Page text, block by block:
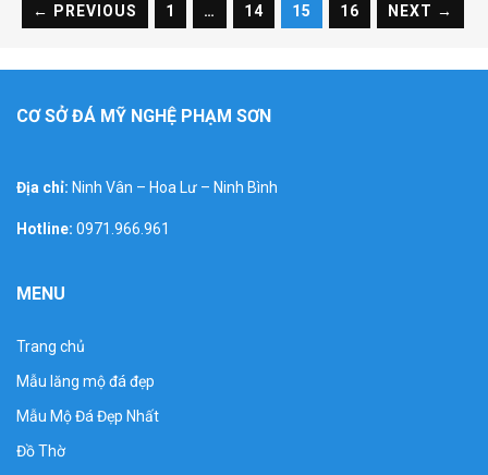
01mẫu cây hương thở thần linh trước nhà
← PREVIOUS 1 … 14 15 16 NEXT →
CƠ SỞ ĐÁ MỸ NGHỆ PHẠM SƠN
Địa chỉ: Ninh Vân – Hoa Lư – Ninh Bình
Hotline: 0971.966.961
MENU
Trang chủ
Mẫu lăng mộ đá đẹp
Mẫu Mộ Đá Đẹp Nhất
Đồ Thờ